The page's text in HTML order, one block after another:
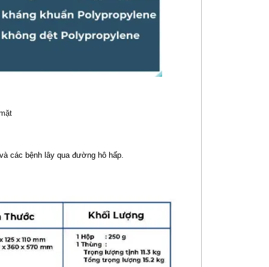
các bệnh lây qua đường hô hấp.